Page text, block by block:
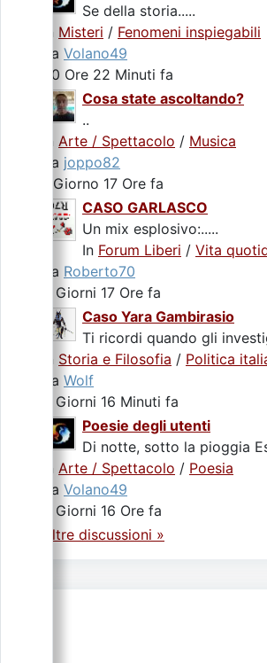
Se della storia.....
Misteri / Fenomeni inspiegabili
da Volano49
20 Ore 22 Minuti fa
Cosa state ascoltando?
..
Arte / Spettacolo / Musica
da joppo82
1 Giorno 17 Ore fa
CASO GARLASCO
Un mix esplosivo:.....
In Forum Liberi / Vita
da Roberto70
2 Giorni 17 Ore fa
Caso Yara Gambirasio
Ti ricordi quando gli
Storia e Filosofia / Politica
da Wolf
4 Giorni 16 Minuti fa
Poesie degli utenti
Di notte, sotto la pioggia
Arte / Spettacolo / Poesia
da Volano49
4 Giorni 16 Ore fa
Altre discussioni »